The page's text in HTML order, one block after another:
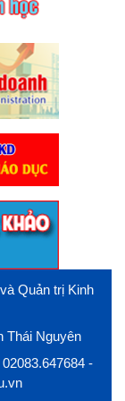
Quản trị Kinh
Thái Nguyên
-